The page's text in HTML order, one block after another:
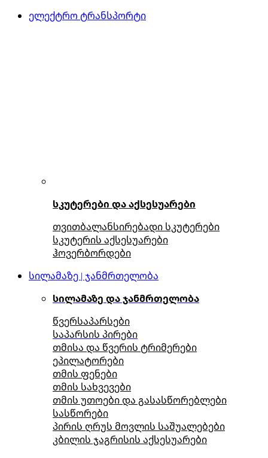
ელექტრო ტრანსპორტი
სკუტერები და აქსესუარები
თვითბალანსირებადი სკუტერები
სკუტერის აქსესუარები
ჰოვერბორდები
სილამაზე | ჯანმრთელობა
სილამაზე და ჯანმრთელობა
წვერსაპარსები
საპარსის პირები
თმისა და წვერის ტრიმერები
ეპილატორები
თმის ფენები
თმის სახვევები
თმის უთოები და გასასწორებლები
სასწორები
პირის ღრუს მოვლის საშუალებები
კბილის ჯაგრისის აქსესუარები